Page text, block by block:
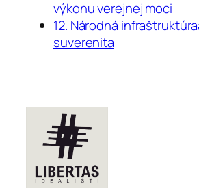
výkonu verejnej moci
12. Národná
suverenita